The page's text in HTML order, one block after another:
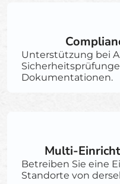
Unterstützung bei
Dokumentationen.
Multi-
Betreiben Sie eine
Standorte von